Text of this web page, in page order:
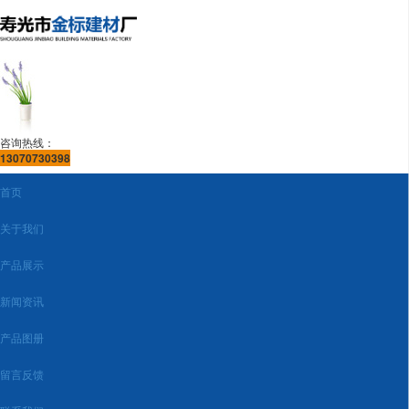
咨询热线：
13070730398
首页
关于我们
产品展示
新闻资讯
产品图册
留言反馈